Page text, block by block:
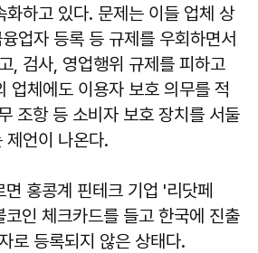
화하고 있다. 문제는 이들 업체 상
업자 등록 등 규제를 우회하면서
, 검사, 영업행위 규제를 피하고
업체에도 이용자 보호 의무를 적
조항 등 소비자 보호 장치를 서둘
제언이 나온다.
홍콩계 핀테크 기업 '리닷페
인 체크카드를 들고 한국에 진출
로 등록되지 않은 상태다.